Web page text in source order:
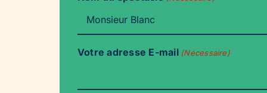
Votre adresse E-mail (Nécessaire)